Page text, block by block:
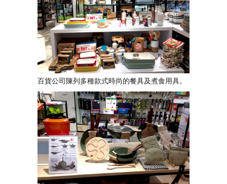
百貨公司陳列多種款式時尚的餐具及煮食用具。